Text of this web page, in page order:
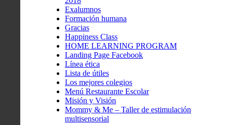
Exalumnos
Formación humana
Gracias
Happiness Class
HOME LEARNING PROGRAM
Landing Page Facebook
Línea ética
Lista de útiles
Los mejores colegios
Menú Restaurante Escolar
Misión y Visión
Mommy & Me – Taller de estimulación
multisensorial